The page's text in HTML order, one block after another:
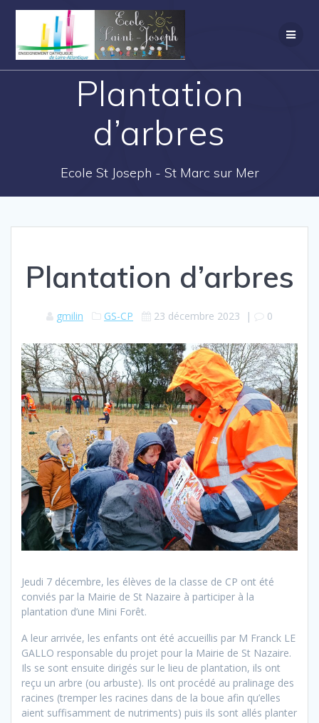
Plantation
d’arbres
Ecole St Joseph - St Marc sur Mer
Plantation d’arbres
gmilin GS-CP 23 décembre 2023 | 0
Jeudi 7 décembre, les élèves de la classe de CP ont été
conviés par la Mairie de St Nazaire à participer à la
plantation d’une Mini Forêt.
A leur arrivée, les enfants ont été accueillis par M Franck LE
GALLO responsable du projet pour la Mairie de St Nazaire.
Ils se sont ensuite dirigés sur le lieu de plantation, ils ont
reçu un arbre (ou arbuste). Ils ont procédé au pralinage des
racines (tremper les racines dans de la boue afin qu’elles
aient suffisamment de nutriments) puis ils sont allés planter